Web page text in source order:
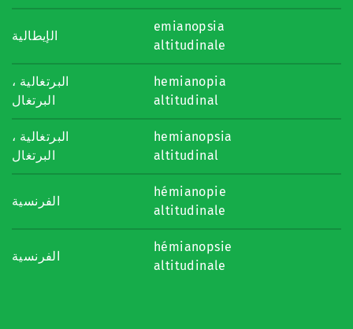
الإيطالية
emianopsia
altitudinale
البرتغالية ،
البرتغال
hemianopia
altitudinal
البرتغالية ،
البرتغال
hemianopsia
altitudinal
الفرنسية
hémianopie
altitudinale
الفرنسية
hémianopsie
altitudinale